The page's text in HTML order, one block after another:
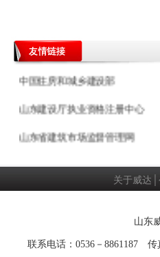
中国山东政府采购网
中国住房和城乡建设部
山东建设厅执业资格注册中心
山东省建筑市场监督管理网
关于威达
山东
联系电话：0536－8861187